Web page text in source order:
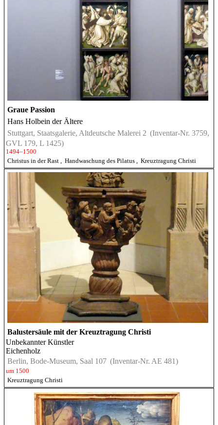
Graue Passion
Hans Holbein der Ältere
Stuttgart, Staatsgalerie, Altdeutsche Malerei 2 (Inventar-Nr. 3759,
GVL 179, L 1425)
1494–1500
Christus in der Rast , Handwaschung des Pilatus , Kreuztragung Christi
Balustersäule mit der Kreuztragung Christi
Unbekannter Künstler
Eichenholz
Berlin, Bode-Museum, Saal 107 (Inventar-Nr. AE 481)
um 1500
Kreuztragung Christi